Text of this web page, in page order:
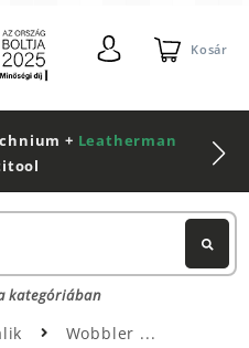
Kosár
+ Leatherman
kategóriában
Wobbler